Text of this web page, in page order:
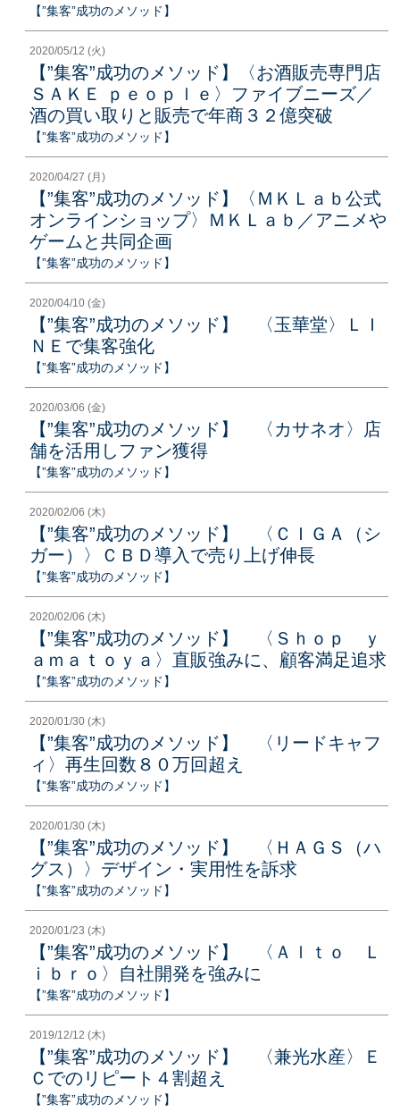
【”集客”成功のメソッド】
2020/05/12 (火)
【”集客”成功のメソッド】〈お酒販売専門店
ＳＡＫＥ ｐｅｏｐｌｅ〉ファイブニーズ／
酒の買い取りと販売で年商３２億突破
【”集客”成功のメソッド】
2020/04/27 (月)
【”集客”成功のメソッド】〈ＭＫＬａｂ公式
オンラインショップ〉ＭＫＬａｂ／アニメや
ゲームと共同企画
【”集客”成功のメソッド】
2020/04/10 (金)
【”集客”成功のメソッド】 〈玉華堂〉ＬＩ
ＮＥで集客強化
【”集客”成功のメソッド】
2020/03/06 (金)
【”集客”成功のメソッド】 〈カサネオ〉店
舗を活用しファン獲得
【”集客”成功のメソッド】
2020/02/06 (木)
【”集客”成功のメソッド】 〈ＣＩＧＡ（シ
ガー）〉ＣＢＤ導入で売り上げ伸長
【”集客”成功のメソッド】
2020/02/06 (木)
【”集客”成功のメソッド】 〈Ｓｈｏｐ ｙ
ａｍａｔｏｙａ〉直販強みに、顧客満足追求
【”集客”成功のメソッド】
2020/01/30 (木)
【”集客”成功のメソッド】 〈リードキャフ
ィ〉再生回数８０万回超え
【”集客”成功のメソッド】
2020/01/30 (木)
【”集客”成功のメソッド】 〈ＨＡＧＳ（ハ
グス）〉デザイン・実用性を訴求
【”集客”成功のメソッド】
2020/01/23 (木)
【”集客”成功のメソッド】 〈Ａｌｔｏ Ｌ
ｉｂｒｏ〉自社開発を強みに
【”集客”成功のメソッド】
2019/12/12 (木)
【”集客”成功のメソッド】 〈兼光水産〉Ｅ
Ｃでのリピート４割超え
【”集客”成功のメソッド】